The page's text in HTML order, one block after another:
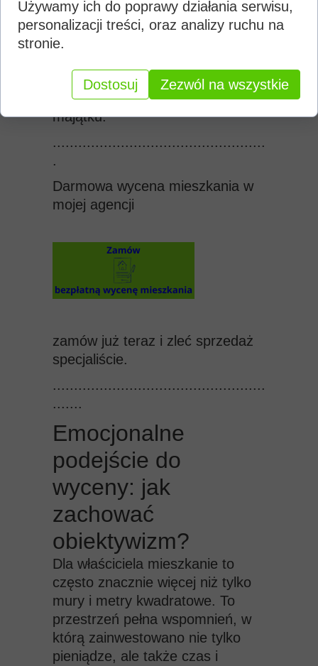
wymagany przez banki przy
udzielaniu kredytu hipotecznego i
ma moc prawną. Skorzystanie z
procesach kredytowych,
spadkowych czy podziału
majątku.
..................................................
.
Darmowa wycena mieszkania w
mojej agencji
zamów już teraz i zleć sprzedaż
specjaliście.
..................................................
.......
Emocjonalne
podejście do
wyceny: jak
zachować
obiektywizm?
Dla właściciela mieszkanie to
często znacznie więcej niż tylko
mury i metry kwadratowe. To
przestrzeń pełna wspomnień, w
którą zainwestowano nie tylko
pieniądze, ale także czas i
Używamy ich do poprawy działania serwisu,
personalizacji treści, oraz analizy ruchu na
stronie.
Dostosuj Zezwól na wszystkie